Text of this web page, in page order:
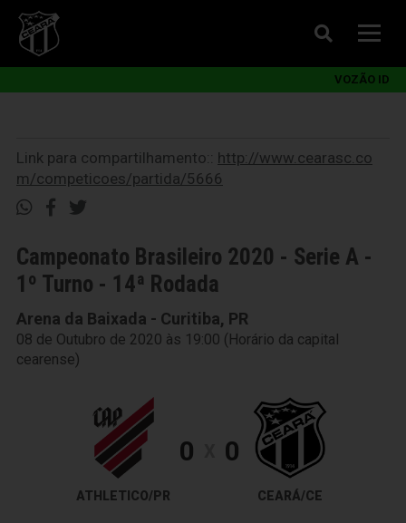
VOZÃO ID
Link para compartilhamento:: http://www.cearasc.co
m/competicoes/partida/5666
Campeonato Brasileiro 2020 - Serie A -
1º Turno - 14ª Rodada
Arena da Baixada - Curitiba, PR
08 de Outubro de 2020 às 19:00 (Horário da capital
cearense)
ATHLETICO/PR
0 0
CEARÁ/CE